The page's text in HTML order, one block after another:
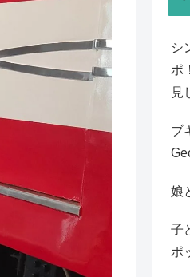
シ
ポ
見
ブ
娘
子
ポ